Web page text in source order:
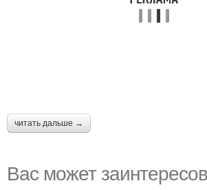
читать дальше →
Вас может